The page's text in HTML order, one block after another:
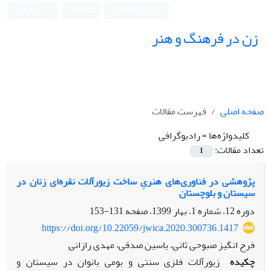
زن در فرهنگ و هنر
صفحه اصلی
فهرست مقالات
کلیدواژه‌ها =رادیوگرافی
تعداد مقالات:
1
پژوهشی در فناوری‌های‌ هنریِ ساخت زیورآلات نقره‌ای زنان در
سیستان و بلوچستان
دوره 12، شماره 1، بهار 1399، صفحه
131-153
https://doi.org/10.22059/jwica.2020.300736.1417
فرح انگیز صبوحی ثانی، یاسین صدقی، مهدی رازانی
چکیده زیورآلات فلزی سنتی و بومی بانوان در سیستان و